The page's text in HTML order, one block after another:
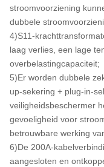
stroomvoorziening
dubbele
4)S11-
laag verlies, een lage
overbelastingcapaciteit;
5)Er worden dubbele
up-sekering + plug-in-
veiligheidsbeschermer
gevoeligheid voor
betrouwbare werking
6)De 200A-
aangesloten en